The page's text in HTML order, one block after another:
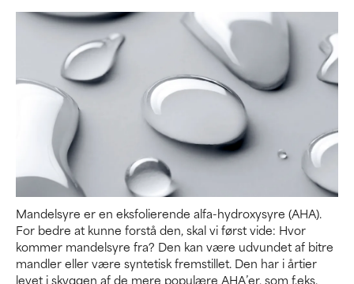
Mandelsyre er en eksfolierende alfa-hydroxysyre (AHA).
For bedre at kunne forstå den, skal vi først vide: Hvor
kommer mandelsyre fra? Den kan være udvundet af bitre
mandler eller være syntetisk fremstillet. Den har i årtier
levet i skyggen af de mere populære AHA’er, som f.eks.